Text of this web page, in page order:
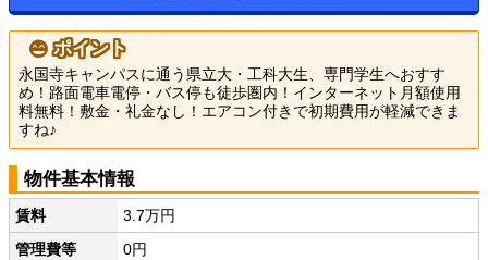
ポイント
永国寺キャンパスに通う県立大・工科大生、専門学生へおすす
め！路面電車電停・バス停も徒歩圏内！インターネット月額使用
料無料！敷金・礼金なし！エアコン付きで初期費用が軽減できま
すね♪
物件基本情報
賃料
3.7万円
管理費等
0円